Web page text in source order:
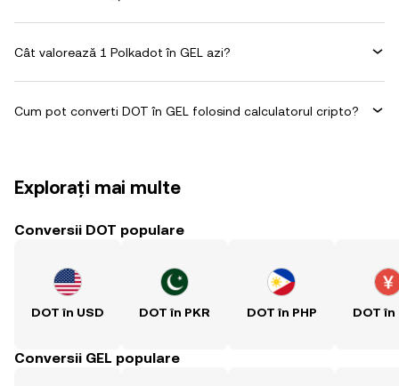
Cât valorează 1 Polkadot în GEL azi?
Cum pot converti DOT în GEL folosind calculatorul cripto?
Explorați mai multe
Conversii DOT populare
DOT în USD DOT în PKR DOT în PHP DOT în
Conversii GEL populare